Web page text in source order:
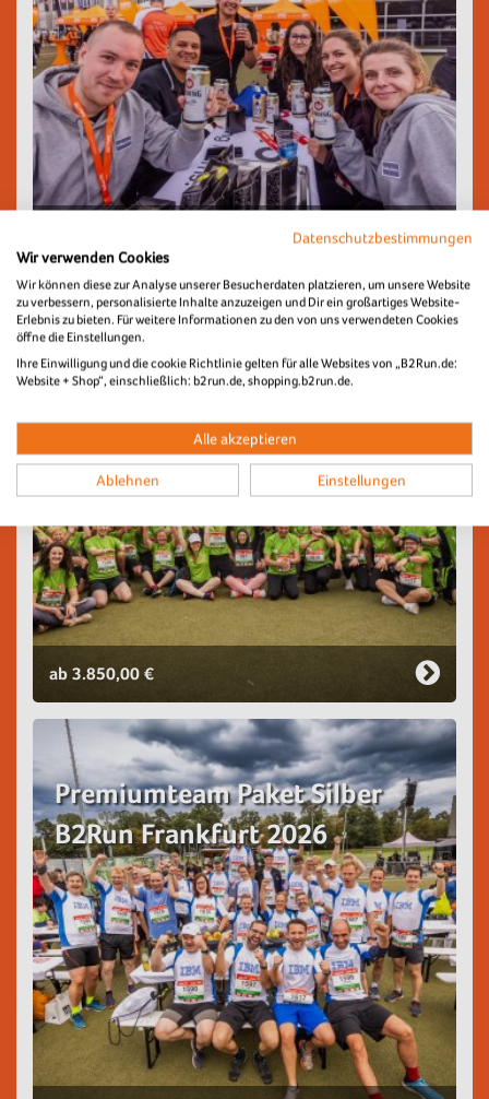
Premiumteam Paket Gold
B2Run Frankfurt 2026
ab 3.850,00 €
Premiumteam Paket Silber
B2Run Frankfurt 2026
Datenschutzbestimmungen
Wir verwenden Cookies
Wir können diese zur Analyse unserer Besucherdaten platzieren, um unsere Website
zu verbessern, personalisierte Inhalte anzuzeigen und Dir ein großartiges Website-
Erlebnis zu bieten. Für weitere Informationen zu den von uns verwendeten Cookies
öffne die Einstellungen.
Ihre Einwilligung und die cookie Richtlinie gelten für alle Websites von „B2Run.de:
Website + Shop“, einschließlich: b2run.de, shopping.b2run.de.
Alle akzeptieren
Ablehnen Einstellungen